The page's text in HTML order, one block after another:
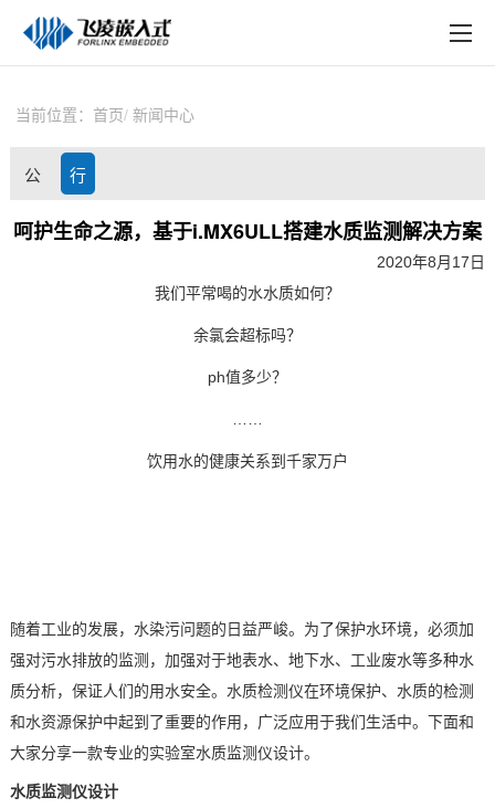
技术与支持
在线文档
在线购买
当前位置： 首页 新闻中心
公
司
行
业
呵护生命之源，基于i.MX6ULL搭建水质监测解决方案
2020年8月17日
我们平常喝的水水质如何？
余氯会超标吗？
ph值多少？
饮用水的健康关系到千家万户
随着工业的发展，水染污问题的日益严峻。为了保护水环境，必须加
强对污水排放的监测，加强对于地表水、地下水、工业废水等多种水
质分析，保证人们的用水安全。水质检测仪在环境保护、水质的检测
和水资源保护中起到了重要的作用，广泛应用于我们生活中。下面和
大家分享一款专业的实验室水质监测仪设计。
水质监测仪设计